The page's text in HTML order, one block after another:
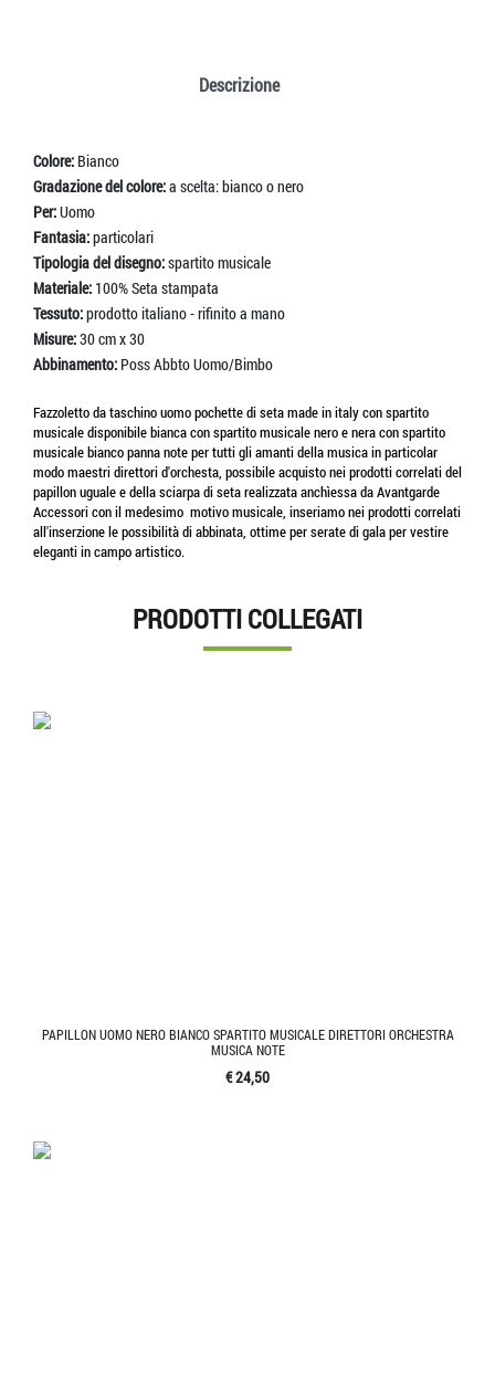
Descrizione
Colore: Bianco
Gradazione del colore:a scelta: bianco o nero
Per:Uomo
Fantasia:particolari
Tipologia del disegno:spartito musicale
Materiale: 100% Seta stampata
Tessuto:prodotto italiano - rifinito a mano
Misure:30 cm x 30
Abbinamento: Poss Abbto Uomo/Bimbo
Fazzoletto da taschino uomo pochette di seta made in italy con spartito
musicale disponibile bianca con spartito musicale nero e nera con spartito
musicale bianco panna note per tutti gli amanti della musica in particolar
modo maestri direttori d'orchesta, possibile acquisto nei prodotti correlati del
papillon uguale e della sciarpa di seta realizzata anchìessa da Avantgarde
Accessori con il medesimo motivo musicale, inseriamo nei prodotti correlati
all'inserzione le possibilità di abbinata, ottime per serate di gala per vestire
eleganti in campo artistico.
PRODOTTI COLLEGATI
PAPILLON UOMO NERO BIANCO SPARTITO MUSICALE DIRETTORI ORCHESTRA
MUSICA NOTE
€ 24,50